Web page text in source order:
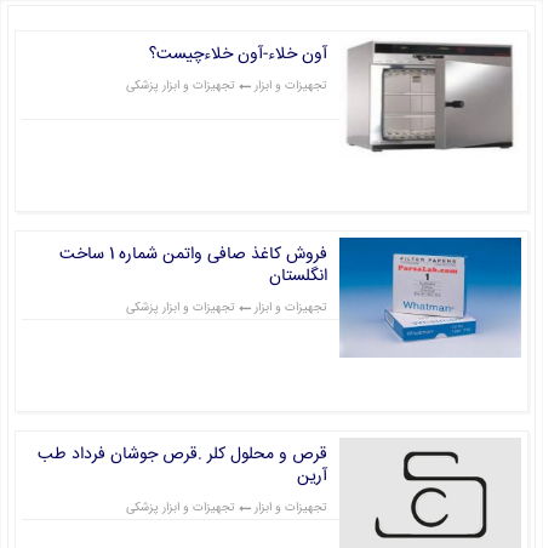
آون خلاء-آون خلاءچیست؟
تجهیزات و ابزار تجهیزات و ابزار پزشکی
فروش کاغذ صافی واتمن شماره 1 ساخت
انگلستان
تجهیزات و ابزار تجهیزات و ابزار پزشکی
قرص و محلول کلر .قرص جوشان فرداد طب
آرین
تجهیزات و ابزار تجهیزات و ابزار پزشکی